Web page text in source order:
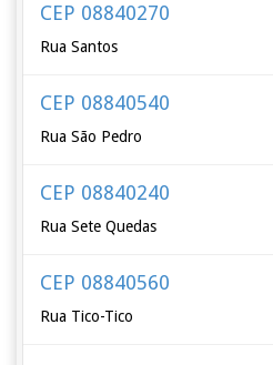
CEP 08840270
Rua Santos
CEP 08840540
Rua São Pedro
CEP 08840240
Rua Sete Quedas
CEP 08840560
Rua Tico-Tico